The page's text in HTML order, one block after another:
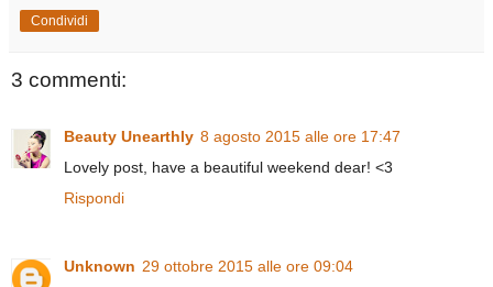
Condividi
3 commenti:
Beauty Unearthly 8 agosto 2015 alle ore 17:47
Lovely post, have a beautiful weekend dear! <3
Rispondi
Unknown 29 ottobre 2015 alle ore 09:04